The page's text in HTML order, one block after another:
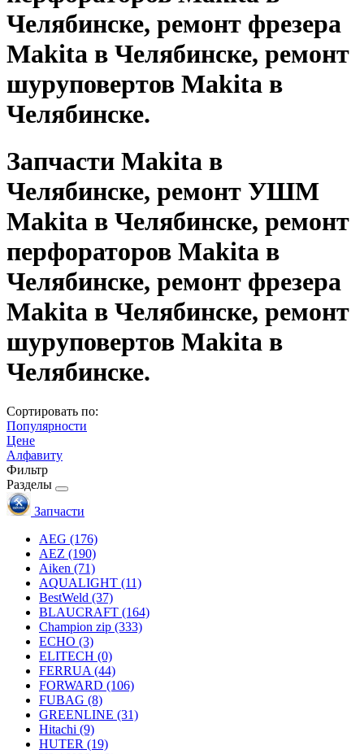
Челябинске, ремонт фрезера
Makita в Челябинске, ремонт
шуруповертов Makita в
Челябинске.
Запчасти Makita в
Челябинске, ремонт УШМ
Makita в Челябинске, ремонт
перфораторов Makita в
Челябинске, ремонт фрезера
Makita в Челябинске, ремонт
шуруповертов Makita в
Челябинске.
Сортировать по:
Популярности
Цене
Алфавиту
Фильтр
Разделы
Запчасти
AEG (176)
AEZ (190)
Aiken (71)
AQUALIGHT (11)
BestWeld (37)
BLAUCRAFT (164)
Champion zip (333)
ECHO (3)
ELITECH (0)
FERRUA (44)
FORWARD (106)
FUBAG (8)
GREENLINE (31)
Hitachi (9)
HUTER (19)